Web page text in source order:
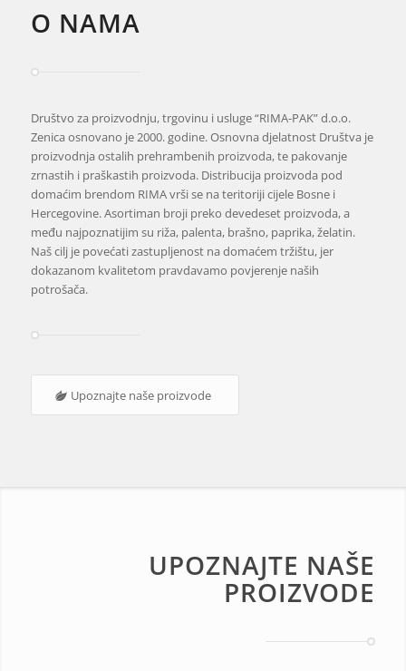
O NAMA
Društvo za proizvodnju, trgovinu i usluge “RIMA-PAK” d.o.o.
Zenica osnovano je 2000. godine. Osnovna djelatnost Društva je
proizvodnja ostalih prehrambenih proizvoda, te pakovanje
zrnastih i praškastih proizvoda. Distribucija proizvoda pod
domaćim brendom RIMA vrši se na teritoriji cijele Bosne i
Hercegovine. Asortiman broji preko devedeset proizvoda, a
među najpoznatijim su riža, palenta, brašno, paprika, želatin.
Naš cilj je povećati zastupljenost na domaćem tržištu, jer
dokazanom kvalitetom pravdavamo povjerenje naših
potrošača.
Upoznajte naše proizvode
UPOZNAJTE NAŠE
PROIZVODE